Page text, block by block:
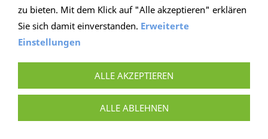
IMPRESSUM
DATENSCHUTZ
HILFE
VERSAND
BONUSPROGRAMM
COOKIE KONTROLLE
VERTRAG WIDERRUFEN
zu bieten. Mit dem Klick auf "Alle akzeptieren" erklären
Sie sich damit einverstanden. Erweiterte
Einstellungen
ALLE AKZEPTIEREN
ALLE ABLEHNEN